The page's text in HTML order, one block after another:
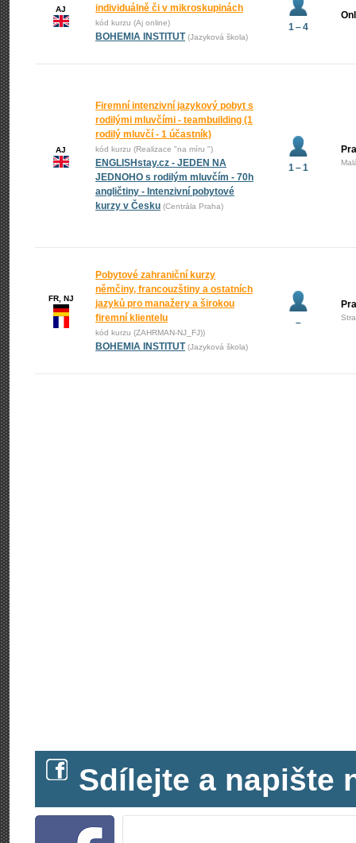
AJ
individuálně či v mikroskupinách
kód kurzu (Aj online)
BOHEMIA INSTITUT (Jazyková škola)
1 – 4
AJ
Firemní intenzivní jazykový pobyt s
rodilými mluvčími - teambuilding (1
rodilý mluvčí - 1 účastník)
kód kurzu (Realizace "na míru ")
ENGLISHstay.cz - JEDEN NA
JEDNOHO s rodilým mluvčím - 70h
angličtiny - Intenzivní pobytové
kurzy v Česku (Centrála Praha)
1 – 1
FR, NJ
Pobytové zahraniční kurzy
němčiny, francouzštiny a ostatních
jazyků pro manažery a širokou
firemní klientelu
kód kurzu (ZAHRMAN-NJ_FJ))
BOHEMIA INSTITUT (Jazyková škola)
–
Sdílejte a napište